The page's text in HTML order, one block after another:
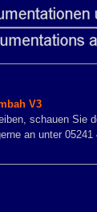
V3
schauen Sie
an unter 05241